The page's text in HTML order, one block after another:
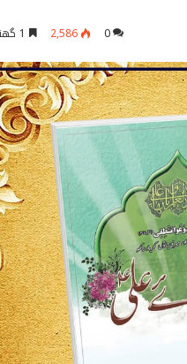
0
2,586